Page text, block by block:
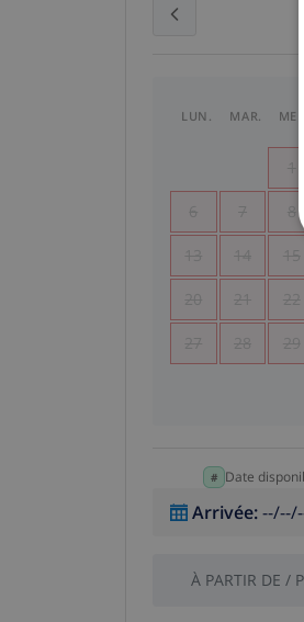
LUN. MAR. MER.
1
6 7 8
13 14 15
20 21 22
27 28 29
Date
Arrivée:
À PARTIR DE /